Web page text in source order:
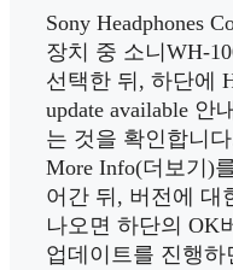
Sony Headphones
장치 중 소니WH-
선택한 뒤, 하단에
update available 안
는 것을 확인합니
More Info(더보기)
어간 뒤, 버전에 대
나오면 하단의 OK
업데이트를 진행하